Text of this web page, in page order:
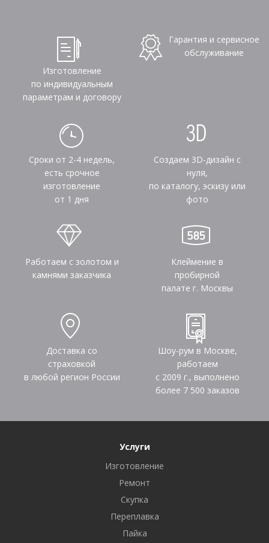
Изготовление
по индивидуальным
параметрам и договору
Гарантия и сервисное
обслуживание
Сроки от 2-4 недель,
есть срочное
изготовление
от 1 дня
Создаем 3D-дизайн с
нуля,
по каталогу, эскизу или
фото
Работаем с золотом и
камнями заказчика
Клеймение в
пробирной
палате г. Москвы
Доставка со
страховкой
в любой регион России
Шоу-рум в Москве,
работаем
с 2009 г., выполнено
более 7 500 заказов
Услуги
Изготовление
Ремонт
Скупка
Переплавка
Пайка